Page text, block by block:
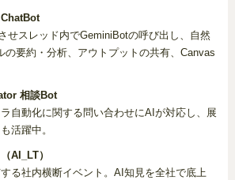
せスレッド内でGeminiBotの呼び出し、自然
の要約・分析、アウトプットの共有、Canvas
相談Bot
自動化に関する問い合わせにAIが対応し、展
活躍中。
AI_LT）
る社内横断イベント。AI知見を全社で底上